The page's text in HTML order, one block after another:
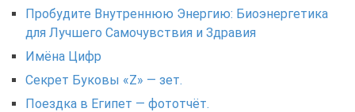
Пробудите Внутреннюю Энергию: Биоэнергетика
для Лучшего Самочувствия и Здравия
Имёна Цифр
Секрет Буковы «Z» — зет.
Поездка в Египет — фототчёт.